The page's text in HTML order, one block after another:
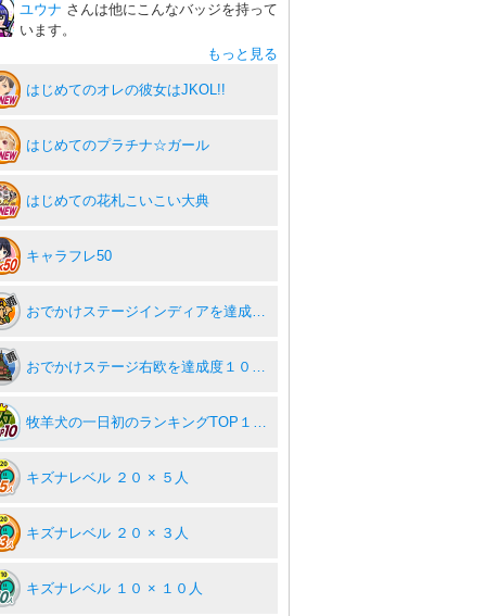
ユウナ さんは他にこんなバッジを持って
います。
もっと見る
はじめてのオレの彼女はJKOL!!
はじめてのプラチナ☆ガール
はじめての花札こいこい大典
キャラフレ50
おでかけステージインディアを達成度１００％
おでかけステージ右欧を達成度１００％
牧羊犬の一日初のランキングTOP１０入り！
キズナレベル ２０ × ５人
キズナレベル ２０ × ３人
キズナレベル １０ × １０人